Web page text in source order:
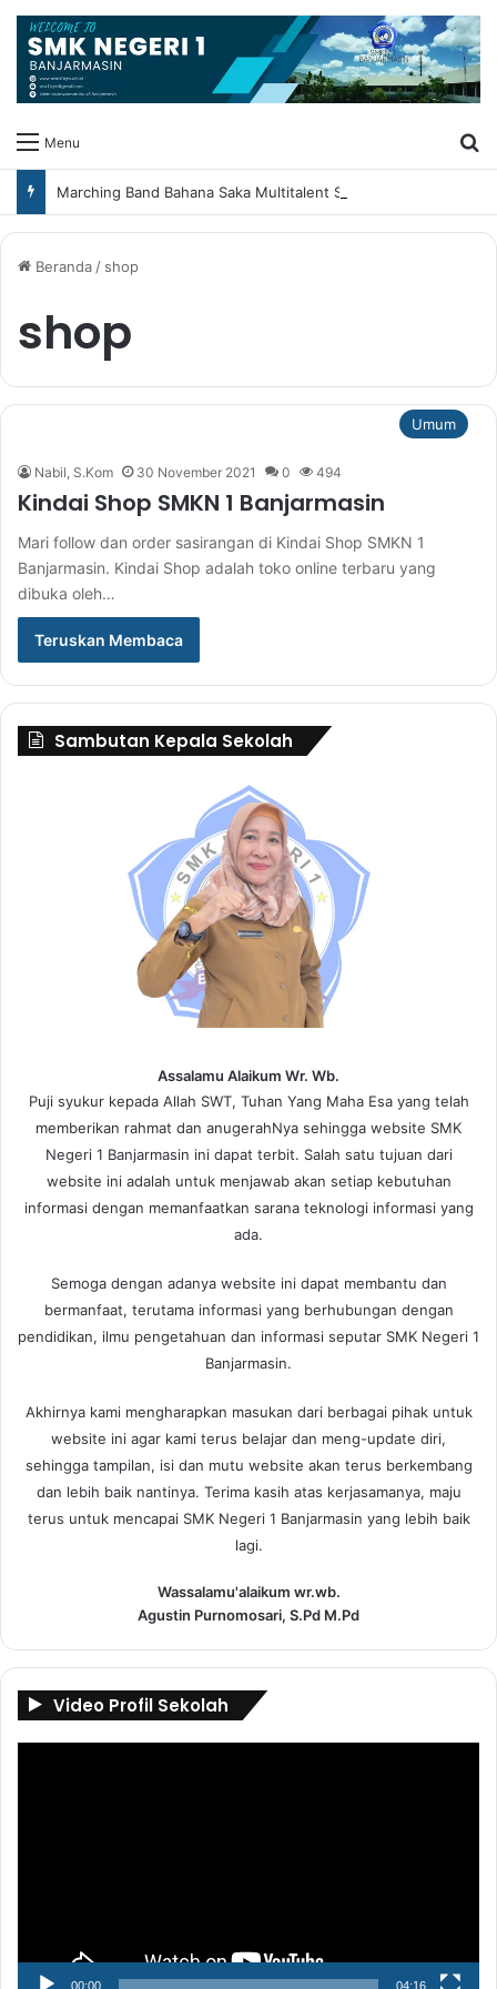
Menu
Beranda/ shop
shop
Umum
Nabil, S.Kom 30 November 2021 0 494
Kindai Shop SMKN 1 Banjarmasin
Mari follow dan order sasirangan di Kindai Shop SMKN 1
Banjarmasin. Kindai Shop adalah toko online terbaru yang
dibuka oleh…
Teruskan Membaca
Sambutan Kepala Sekolah
Assalamu Alaikum Wr. Wb.
Puji syukur kepada Allah SWT, Tuhan Yang Maha Esa yang telah
memberikan rahmat dan anugerahNya sehingga website SMK
Negeri 1 Banjarmasin ini dapat terbit. Salah satu tujuan dari
website ini adalah untuk menjawab akan setiap kebutuhan
informasi dengan memanfaatkan sarana teknologi informasi yang
ada.
Semoga dengan adanya website ini dapat membantu dan
bermanfaat, terutama informasi yang berhubungan dengan
pendidikan, ilmu pengetahuan dan informasi seputar SMK Negeri 1
Banjarmasin.
Akhirnya kami mengharapkan masukan dari berbagai pihak untuk
website ini agar kami terus belajar dan meng-update diri,
sehingga tampilan, isi dan mutu website akan terus berkembang
dan lebih baik nantinya. Terima kasih atas kerjasamanya, maju
terus untuk mencapai SMK Negeri 1 Banjarmasin yang lebih baik
lagi.
Wassalamu'alaikum wr.wb.
Agustin Purnomosari, S.Pd M.Pd
Video Profil Sekolah
00:00 04:16